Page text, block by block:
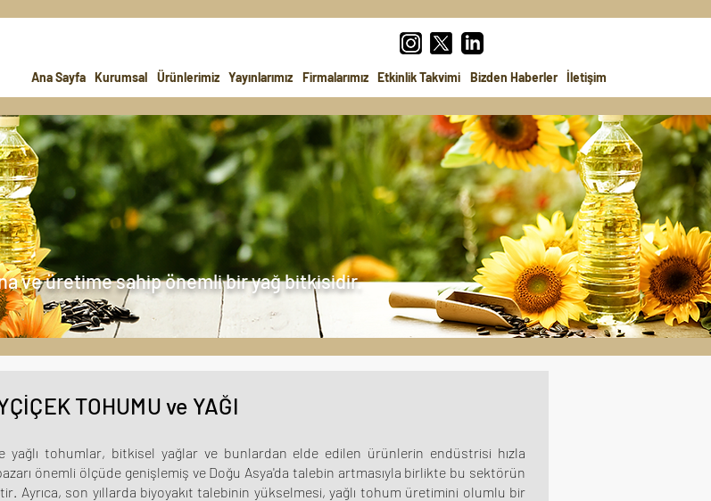
Ana Sayfa Kurumsal Ürünlerimiz Yayınlarımız Firmalarımız Etkinlik Takvimi Bizden Haberler İletişim
ve üretime sahip önemli bir yağ bitkisidir.
TOHUMU ve YAĞI
yağlı tohumlar, bitkisel yağlar ve bunlardan elde edilen ürünlerin endüstrisi hızla
önemli ölçüde genişlemiş ve Doğu Asya'da talebin artmasıyla birlikte bu sektörün
Ayrıca, son yıllarda biyoyakıt talebinin yükselmesi, yağlı tohum üretimini olumlu bir